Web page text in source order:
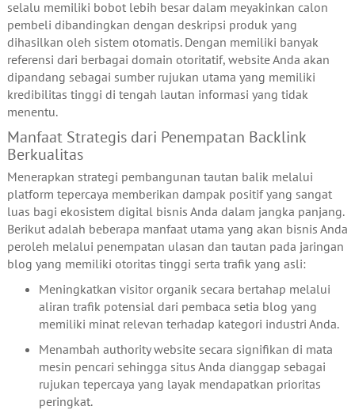
selalu memiliki bobot lebih besar dalam meyakinkan calon
pembeli dibandingkan dengan deskripsi produk yang
dihasilkan oleh sistem otomatis. Dengan memiliki banyak
referensi dari berbagai domain otoritatif, website Anda akan
dipandang sebagai sumber rujukan utama yang memiliki
kredibilitas tinggi di tengah lautan informasi yang tidak
menentu.
Manfaat Strategis dari Penempatan Backlink
Berkualitas
Menerapkan strategi pembangunan tautan balik melalui
platform tepercaya memberikan dampak positif yang sangat
luas bagi ekosistem digital bisnis Anda dalam jangka panjang.
Berikut adalah beberapa manfaat utama yang akan bisnis Anda
peroleh melalui penempatan ulasan dan tautan pada jaringan
blog yang memiliki otoritas tinggi serta trafik yang asli:
Meningkatkan visitor organik secara bertahap melalui
aliran trafik potensial dari pembaca setia blog yang
memiliki minat relevan terhadap kategori industri Anda.
Menambah authority website secara signifikan di mata
mesin pencari sehingga situs Anda dianggap sebagai
rujukan tepercaya yang layak mendapatkan prioritas
peringkat.